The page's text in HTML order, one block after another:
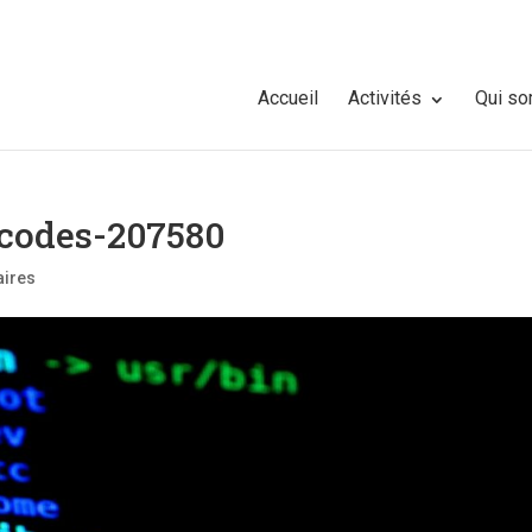
Accueil Activités Qui
207580